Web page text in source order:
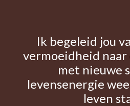
Ik begeleid jou
vermoeidheid naar
met nieuwe
levensenergie
leven